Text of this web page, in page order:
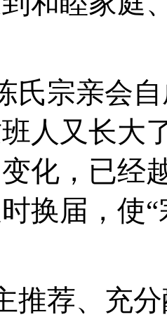
氏宗亲会
人又长大
化，已经
换届，使
推荐、充